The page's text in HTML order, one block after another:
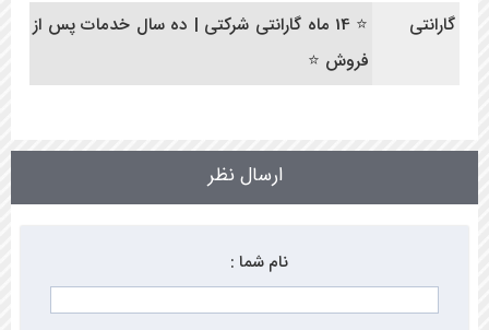
گارانتی
⭐ 14 ماه گارانتی شرکتی | ده سال خدمات پس از
فروش ⭐
ارسال نظر
نام شما :